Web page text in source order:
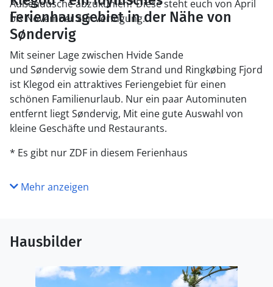
Außendusche abzukühlen? Diese steht euch von April
bis November zur Verfügung.
Ferienhausgebiet in der Nähe von
Søndervig
Mit seiner Lage zwischen Hvide Sande
und Søndervig sowie dem Strand und Ringkøbing Fjord
ist Klegod ein attraktives Feriengebiet für einen
schönen Familienurlaub. Nur ein paar Autominuten
entfernt liegt Søndervig, Mit eine gute Auswahl von
kleine Geschäfte und Restaurants.
* Es gibt nur ZDF in diesem Ferienhaus
Mehr anzeigen
Hausbilder